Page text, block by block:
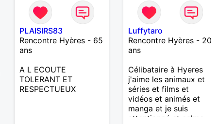
PLAISIRS83
Rencontre Hyères - 65
ans
A L ECOUTE
TOLERANT ET
RESPECTUEUX
Luffytaro
Rencontre Hyères - 20
ans
Célibataire à Hyeres
j'aime les animaux et
séries et films et
vidéos et animés et
manga et je suis
attentionné et calme